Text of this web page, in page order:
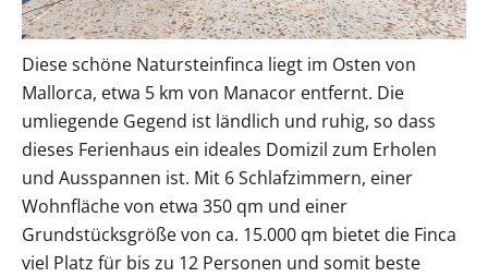
Diese schöne Natursteinfinca liegt im Osten von
Mallorca, etwa 5 km von Manacor entfernt. Die
umliegende Gegend ist ländlich und ruhig, so dass
dieses Ferienhaus ein ideales Domizil zum Erholen
und Ausspannen ist. Mit 6 Schlafzimmern, einer
Wohnfläche von etwa 350 qm und einer
Grundstücksgröße von ca. 15.000 qm bietet die Finca
viel Platz für bis zu 12 Personen und somit beste